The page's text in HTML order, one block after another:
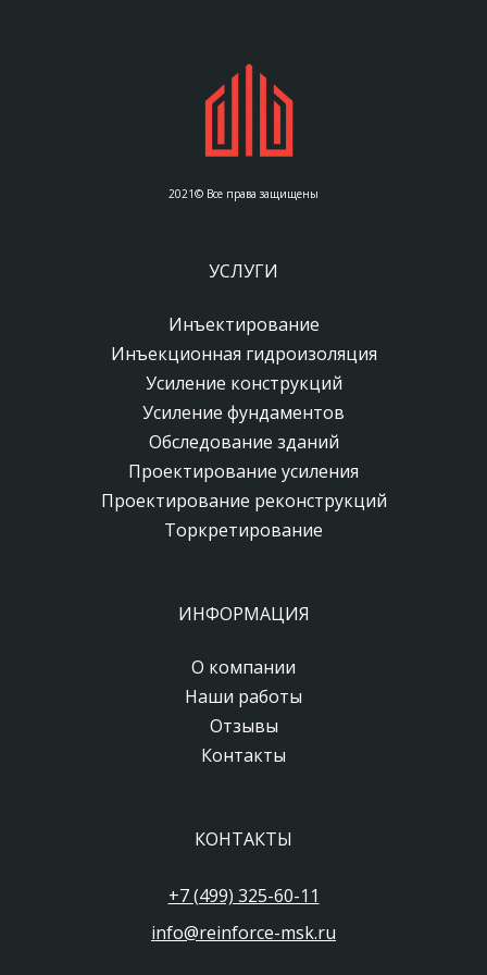
2021© Все права защищены
УСЛУГИ
Инъектирование
Инъекционная гидроизоляция
Усиление конструкций
Усиление фундаментов
Обследование зданий
Проектирование усиления
Проектирование реконструкций
Торкретирование
ИНФОРМАЦИЯ
О компании
Наши работы
Отзывы
Контакты
КОНТАКТЫ
+7 (499) 325-60-11
info@reinforce-msk.ru